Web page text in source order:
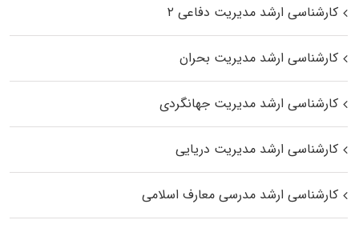
کارشناسی ارشد مدیریت دفاعی ۲
کارشناسی ارشد مدیریت بحران
کارشناسی ارشد مدیریت جهانگردی
کارشناسی ارشد مدیریت دریایی
کارشناسی ارشد مدرسی معارف اسلامی